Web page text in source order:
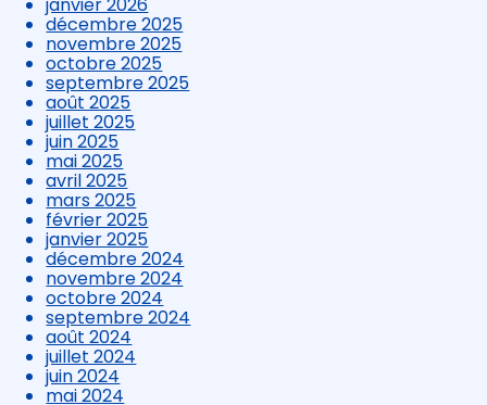
décembre 2025
novembre 2025
octobre 2025
septembre 2025
août 2025
juillet 2025
juin 2025
mai 2025
avril 2025
mars 2025
février 2025
janvier 2025
décembre 2024
novembre 2024
octobre 2024
septembre 2024
août 2024
juillet 2024
juin 2024
mai 2024